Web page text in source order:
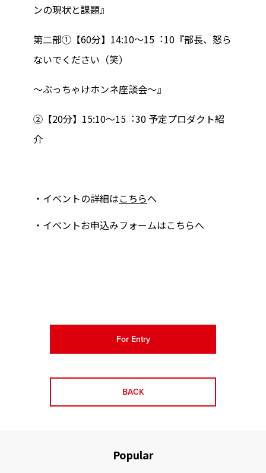
ンの現状と課題』
第⼆部①【60分】14:10〜15︓10『部⻑、怒ら
ないでください（笑）
〜ぶっちゃけホンネ座談会〜』
②【20分】15:10〜15︓30 予定プロダクト紹
介
・イベントの詳細はこちらへ
・イベントお申込みフォームはこちらへ
For Entry
BACK
Popular